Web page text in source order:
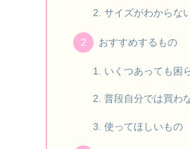
サイズがわからな
おすすめするもの
いくつあっても困
普段自分では買わ
使ってほしいもの